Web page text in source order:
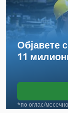
Ema 201
Emcomat 14
Emcomat 14 D
Emcomat 20 D
Emu 200
Er 06
Објавете
11
*по оглас/месечно